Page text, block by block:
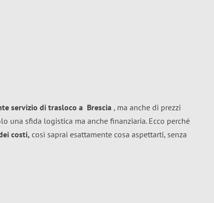
servizio di trasloco a Brescia , ma anche di prezzi
una sfida logistica ma anche finanziaria. Ecco perché
costi, così saprai esattamente cosa aspettarti, senza